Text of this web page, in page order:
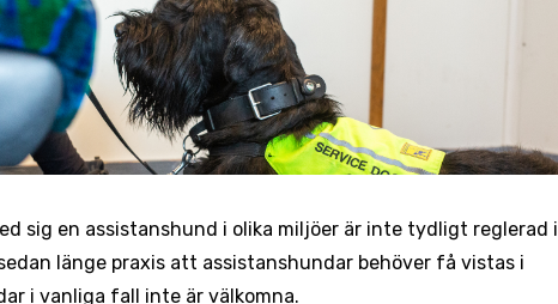
sig en assistanshund i olika miljöer är inte tydligt reglerad i
länge praxis att assistanshundar behöver få vistas i
i vanliga fall inte är välkomna.